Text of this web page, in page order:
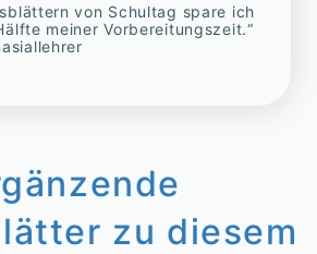
von Schultag spare ich
meiner Vorbereitungszeit.“
zu diesem